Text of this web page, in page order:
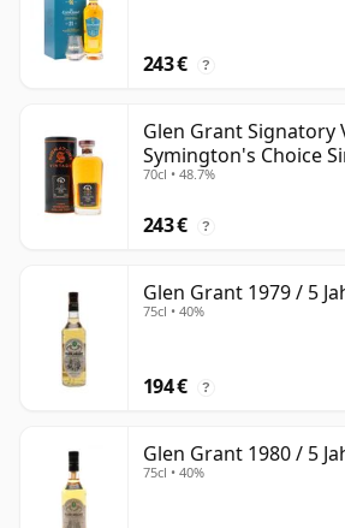
243 € ?
Glen Grant Signatory
Symington's Choice
30 Jahre alt
70cl • 48.7%
243 € ?
Glen Grant 1979 / 5
75cl • 40%
194 € ?
Glen Grant 1980 / 5
75cl • 40%